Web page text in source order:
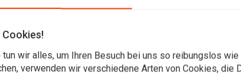
Chopper! Ein Licht, das nicht zu tief ist!
Unterseite geliefert.
Bike, Harley Davidson, Streetfighter, Trike, Chopper usw.
tun wir alles, um Ihren Besuch bei uns so reibungslos
verwenden wir verschiedene Arten von Cookies, die